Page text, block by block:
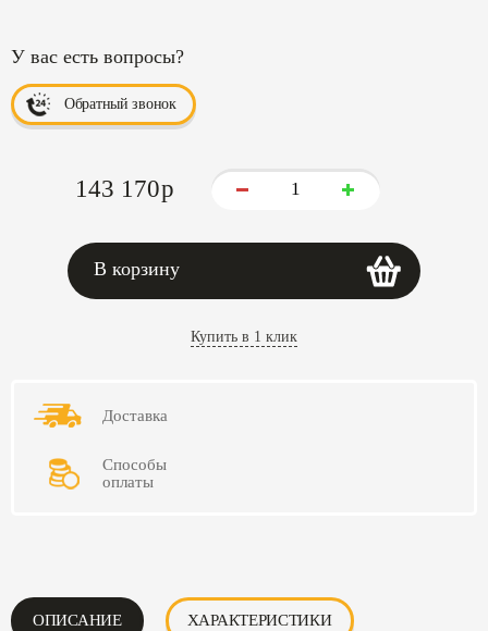
У вас есть вопросы?
Обратный звонок
143 170p
В корзину
Купить в 1 клик
Доставка
Способы
оплаты
ОПИСАНИЕ ХАРАКТЕРИСТИКИ